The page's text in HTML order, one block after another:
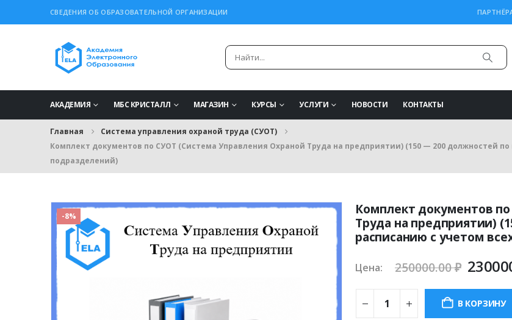
СВЕДЕНИЯ ОБ ОБРАЗОВАТЕЛЬНОЙ ОРГАНИЗАЦИИ
АКАДЕМИЯ МБС КРИСТАЛЛ МАГАЗИН КУРСЫ УСЛУГИ НОВОСТИ КОНТАКТЫ
Главная
Система управления охраной труда (СУОТ)
Комплект документов по СУОТ (Система Управления Охраной Труда на предприятии) (150 — 200 должностей
подразделений)
-8%
Комплект документов
Труда на предприятии)
расписанию с учетом
Цена: 250000.00₽
В КОРЗИНУ